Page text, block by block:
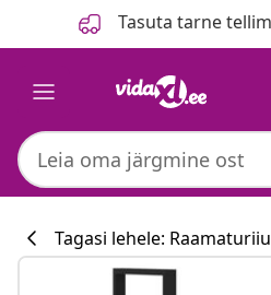
Tasuta tarne
Tagasi lehele: